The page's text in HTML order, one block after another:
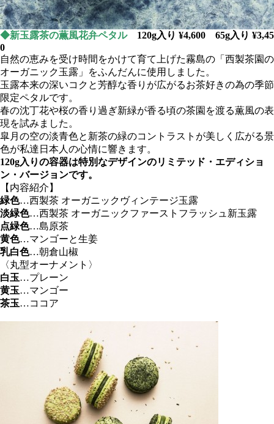
◆新玉露茶の薫風花弁ペタル
120g入り ¥4,600 65g入り ¥3,45
0
自然の恵みを受け時間をかけて育て上げた霧島の「西製茶園の
オーガニック玉露」をふんだんに使用しました。
玉露本来の深いコクと芳醇な香りが広がるお茶好きの為の季節
限定ペタルです。
春の沈丁花や桜の香り過ぎ新緑が香る頃の茶園を渡る薫風の表
現を試みました。
皐月の空の淡青色と新茶の緑のコントラストが美しく広がる景
色が私達日本人の心情に響きます。
120g入りの容器は特別なデザインのリミテッド・エディショ
ン・バージョンです。
【内容紹介】
緑色…西製茶 オーガニックヴィンテージ玉露
淡緑色…西製茶 オーガニックファーストフラッシュ新玉露
点緑色…島原茶
黄色…マンゴーと生姜
乳白色…朝倉山椒
〈丸型オーナメント〉
白玉…プレーン
黄玉…マンゴー
茶玉…ココア